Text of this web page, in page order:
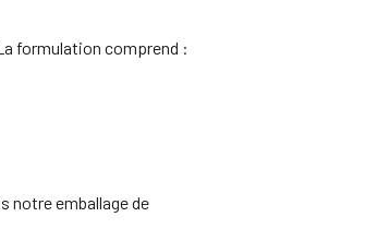
formulation comprend :
notre emballage de